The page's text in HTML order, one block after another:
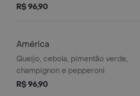
R$ 96,90
América
Queijo, cebola, pimentão verde,
champignon e pepperoni
R$ 96,90